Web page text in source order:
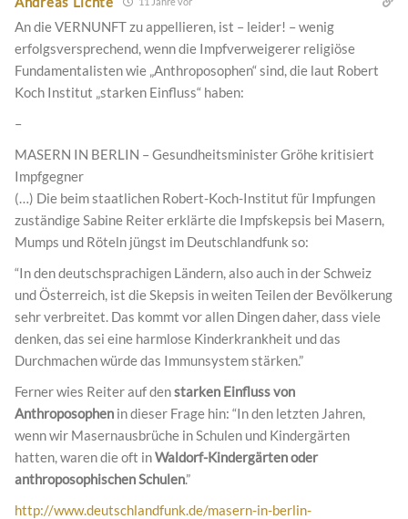
An die VERNUNFT zu appellieren, ist – leider! – wenig
erfolgsversprechend, wenn die Impfverweigerer religiöse
Fundamentalisten wie „Anthroposophen“ sind, die laut Robert
Koch Institut „starken Einfluss“ haben:
–
MASERN IN BERLIN – Gesundheitsminister Gröhe kritisiert
Impfgegner
(…) Die beim staatlichen Robert-Koch-Institut für Impfungen
zuständige Sabine Reiter erklärte die Impfskepsis bei Masern,
Mumps und Röteln jüngst im Deutschlandfunk so:
“In den deutschsprachigen Ländern, also auch in der Schweiz
und Österreich, ist die Skepsis in weiten Teilen der Bevölkerung
sehr verbreitet. Das kommt vor allen Dingen daher, dass viele
denken, das sei eine harmlose Kinderkrankheit und das
Durchmachen würde das Immunsystem stärken.”
Ferner wies Reiter auf denstarken Einfluss von
Anthroposophen in dieser Frage hin: “In den letzten Jahren,
wenn wir Masernausbrüche in Schulen und Kindergärten
hatten, waren die oft inWaldorf-Kindergärten oder
anthroposophischen Schulen.”
http://www.deutschlandfunk.de/masern-in-berlin-